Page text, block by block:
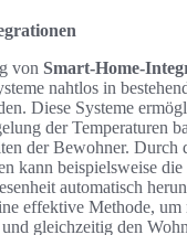
von Smart-Home-
nahtlos in
Diese Systeme
der Temperaturen
der Bewohner. Durch
kann beispielsweise
automatisch
effektive Methode, um
gleichzeitig den